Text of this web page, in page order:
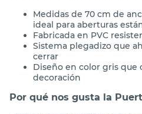
Medidas de 70 cm de
ideal para aberturas
Fabricada en PVC
Sistema plegadizo que
cerrar
Diseño en color gris que
decoración
Por qué nos gusta la